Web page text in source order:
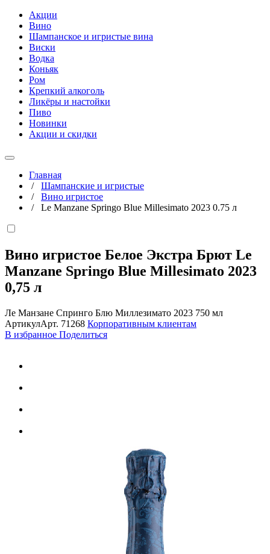
Акции
Вино
Шампанское и игристые вина
Виски
Водка
Коньяк
Ром
Крепкий алкоголь
Ликёры и настойки
Пиво
Новинки
Акции и скидки
Главная
/ Шампанские и игристые
/ Вино игристое
/ Le Manzane Springo Blue Millesimato 2023 0.75 л
Вино игристое Белое Экстра Брют Le
Manzane Springo Blue Millesimato 2023
0,75 л
Ле Манзане Спринго Блю Миллезимато 2023 750 мл
АртикулАрт. 71268 Корпоративным клиентам
В избранное Поделиться